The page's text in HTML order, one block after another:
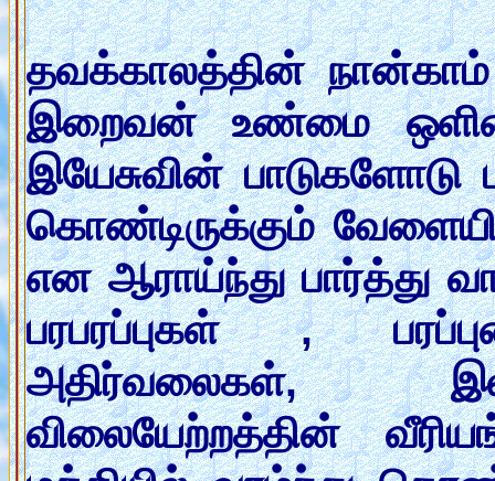
தவக்காலத்தின் நான்காம்
இறைவன் உண்மை
இயேசுவின்
கொண்டிருக்கும்
என ஆராய்ந்து பார்த்து
பரபரப்புகள் ,
அதிர்வலைகள்,
விலையேற்றத்தின்